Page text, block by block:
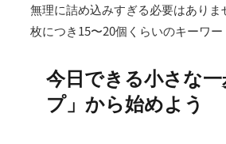
無理に詰め込みすぎる必要はあり
枚につき15〜20個くらいのキーワー
今日できる小さな
プ」から始めよう